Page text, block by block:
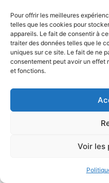
Pour offrir les meilleures
telles que les cookies pour
appareils. Le fait de consentir à
traiter des données telles que le
uniques sur ce site. Le fait de ne
consentement peut avoir un effet
et fonctions.
Voir les
La vie